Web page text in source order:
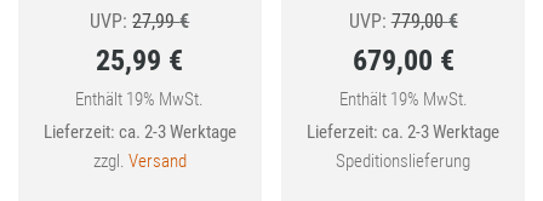
UVP: 27,99€Ursprünglicher
war:
27,99 €
25,99 €
Aktueller
Preis
Enthält 19% MwSt.
Lieferzeit: ca. 2-3 Werktage
zzgl. Versand
UVP: 779,00€
war:
779,00 €
679,00 €
Aktueller
Preis
Enthält 19% MwSt.
Lieferzeit: ca. 2-3 Werktage
Speditionslieferung